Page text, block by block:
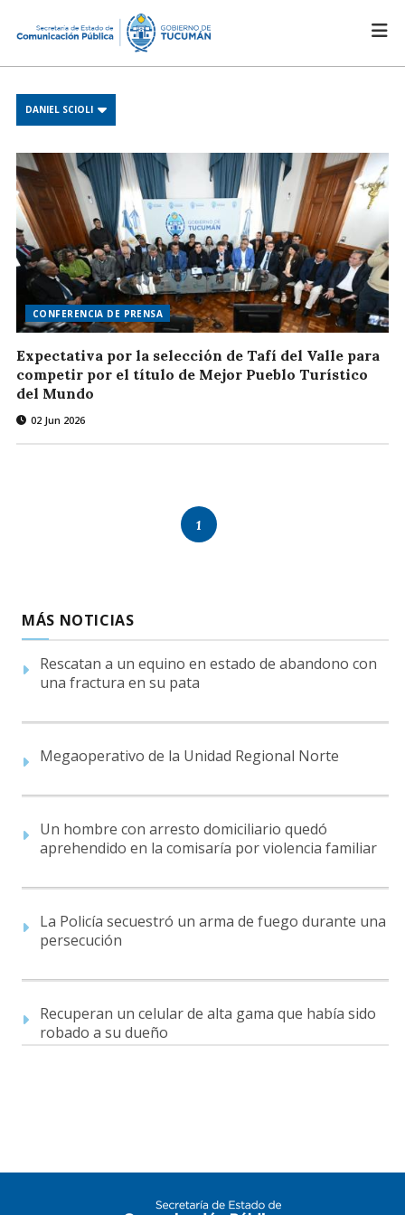
DANIEL SCIOLI
CONFERENCIA DE PRENSA
Expectativa por la selección de Tafí del Valle para
competir por el título de Mejor Pueblo Turístico
del Mundo
02 Jun 2026
1
MÁS NOTICIAS
Rescatan a un equino en estado de abandono con
una fractura en su pata
Megaoperativo de la Unidad Regional Norte
Un hombre con arresto domiciliario quedó
aprehendido en la comisaría por violencia familiar
La Policía secuestró un arma de fuego durante una
persecución
Recuperan un celular de alta gama que había sido
robado a su dueño